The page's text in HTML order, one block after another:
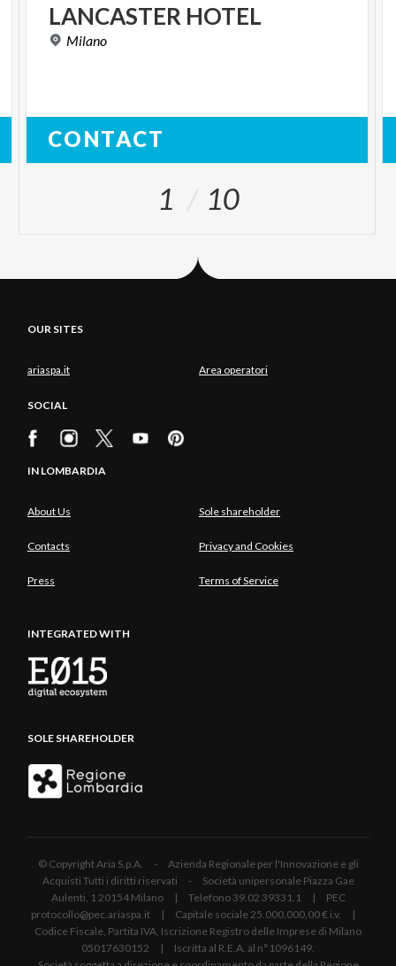
LANCASTER HOTEL
Milano
CONTACT
1 10
OUR SITES
ariaspa.it Area operatori
SOCIAL
IN LOMBARDIA
About Us Sole shareholder
Contacts Privacy and Cookies
Press Terms of Service
INTEGRATED WITH
SOLE SHAREHOLDER
© Copyright Aria S.p.A. - Azienda Regionale per l'Innovazione e gli
Acquisti Tutti i diritti riservati - Società unipersonale Piazza Gae
Aulenti, 1 20154 Milano | Telefono 39.02 39331.1 | PEC
protocollo@pec.ariaspa.it | Capitale sociale 25.000.000,00 € i.v. |
Codice Fiscale, Partita IVA, Iscrizione Registro delle Imprese di Milano
05017630152 | Iscritta al R.E.A. al n°1096149.